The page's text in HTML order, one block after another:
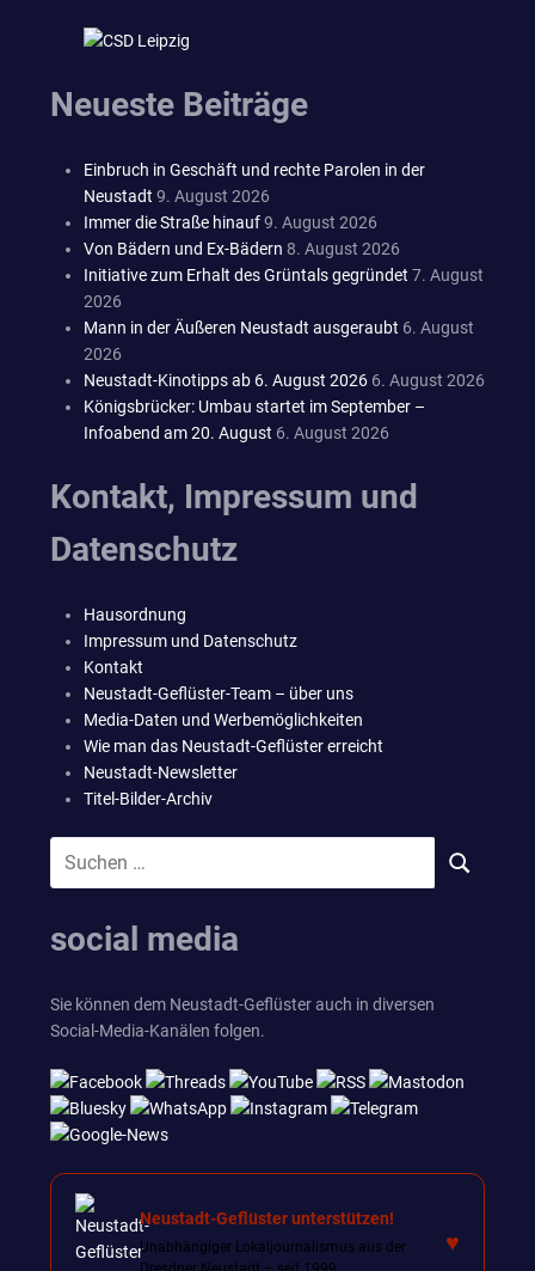
Neueste Beiträge
Einbruch in Geschäft und rechte Parolen in der
Neustadt 9. August 2026
Immer die Straße hinauf9. August 2026
Von Bädern und Ex-Bädern 8. August 2026
Initiative zum Erhalt des Grüntals gegründet 7. August
2026
Mann in der Äußeren Neustadt ausgeraubt 6. August
2026
Neustadt-Kinotipps ab 6. August 2026 6. August 2026
Königsbrücker: Umbau startet im September –
Infoabend am 20. August 6. August 2026
Kontakt, Impressum und
Datenschutz
Hausordnung
Impressum und Datenschutz
Kontakt
Neustadt-Geflüster-Team – über uns
Media-Daten und Werbemöglichkeiten
Wie man das Neustadt-Geflüster erreicht
Neustadt-Newsletter
Titel-Bilder-Archiv
SUCHEN
social media
Sie können dem Neustadt-Geflüster auch in diversen
Social-Media-Kanälen folgen.
Neustadt-Geflüster unterstützen!
Unabhängiger Lokaljournalismus aus der
♥